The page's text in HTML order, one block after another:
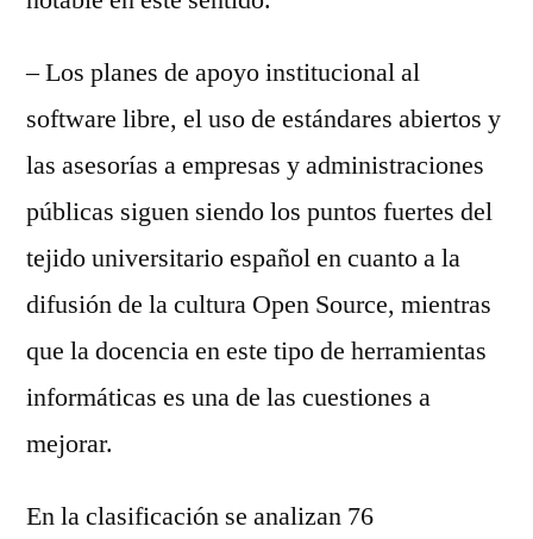
– Los planes de apoyo institucional al
software libre, el uso de estándares abiertos y
las asesorías a empresas y administraciones
públicas siguen siendo los puntos fuertes del
tejido universitario español en cuanto a la
difusión de la cultura Open Source, mientras
que la docencia en este tipo de herramientas
informáticas es una de las cuestiones a
mejorar.
En la clasificación se analizan 76